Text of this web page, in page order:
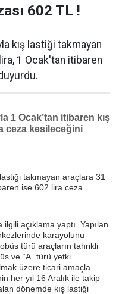
602 TL !
kış lastiği takmayan
1 Ocak'tan itibaren
1 Ocak’tan itibaren kış
ceza kesileceğini
takmayan araçlara 31
ise 602 lira ceza
açıklama yaptı. Yapılan
karayolunu
türü araçların tahrikli
ve “A” türü yetki
üzere ticari amaçla
her yıl 16 Aralık ile takip
dönemde kış lastiği